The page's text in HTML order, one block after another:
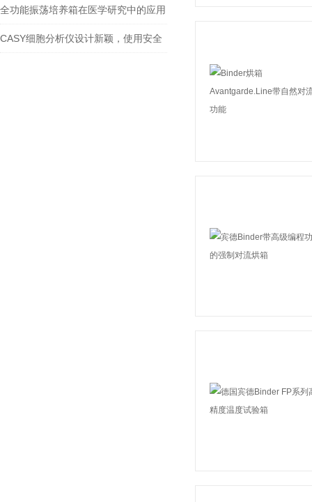
全功能振荡培养箱在医学研究中的应用
CASY细胞分析仪设计新颖，使用安全